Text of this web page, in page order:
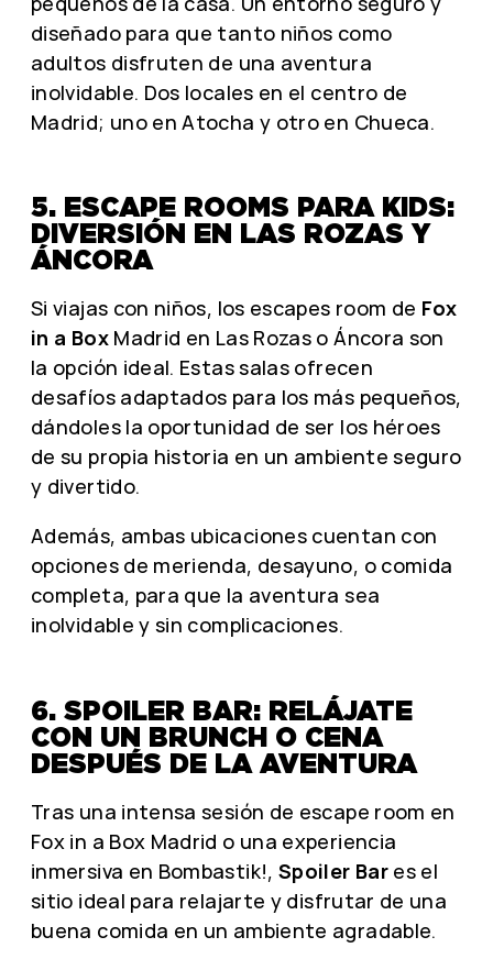
diseñado para que tanto niños como
adultos disfruten de una aventura
inolvidable. Dos locales en el centro de
Madrid; uno en Atocha y otro en Chueca.
5. ESCAPE ROOMS PARA KIDS:
DIVERSIÓN EN LAS ROZAS Y
ÁNCORA
Si viajas con niños, los escapes room de Fox
in a BoxMadrid en Las Rozas o Áncora son
la opción ideal. Estas salas ofrecen
desafíos adaptados para los más pequeños,
dándoles la oportunidad de ser los héroes
de su propia historia en un ambiente seguro
y divertido.
Además, ambas ubicaciones cuentan con
opciones de merienda, desayuno, o comida
completa, para que la aventura sea
inolvidable y sin complicaciones.
6. SPOILER BAR: RELÁJATE
CON UN BRUNCH O CENA
DESPUÉS DE LA AVENTURA
Tras una intensa sesión de escape room en
Fox in a Box Madrid o una experiencia
inmersiva en Bombastik!,Spoiler Bares el
sitio ideal para relajarte y disfrutar de una
buena comida en un ambiente agradable.